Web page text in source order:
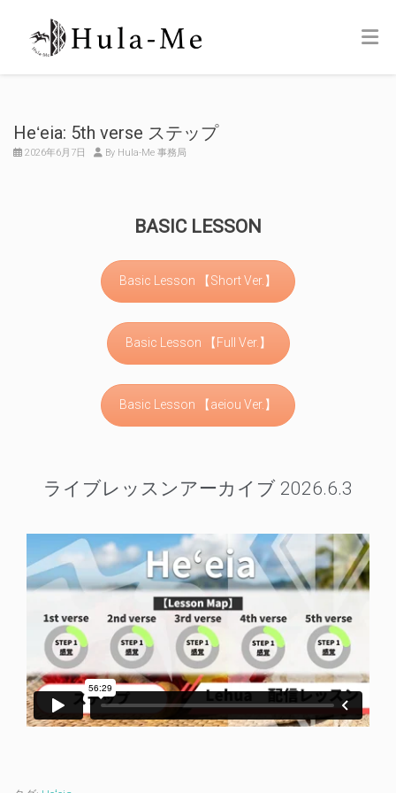
Heʻeia: 5th verse ステップ
2026年6月7日 By Hula-Me 事務局
BASIC LESSON
Basic Lesson 【Short Ver.】
Basic Lesson 【Full Ver.】
Basic Lesson 【aeiou Ver.】
ライブレッスンアーカイブ 2026.6.3